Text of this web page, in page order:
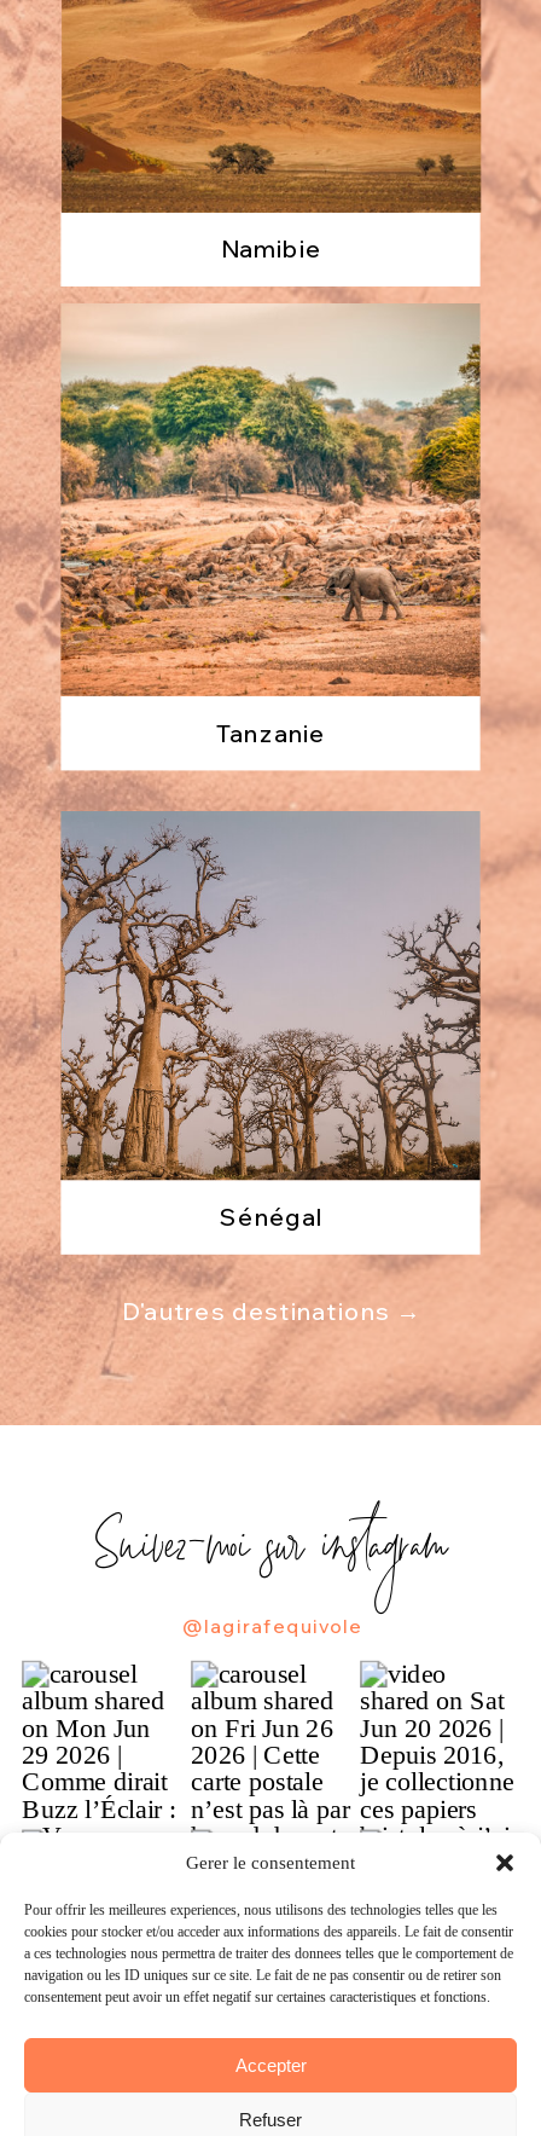
Gérer le consentement
Pour offrir les meilleures expériences, nous utilisons des technologies telles que les
cookies pour stocker et/ou accéder aux informations des appareils. Le fait de consentir
à ces technologies nous permettra de traiter des données telles que le comportement de
navigation ou les ID uniques sur ce site. Le fait de ne pas consentir ou de retirer son
consentement peut avoir un effet négatif sur certaines caractéristiques et fonctions.
Accepter
Refuser
D'autres destinations →
Sénégal
Tanzanie
Namibie
@lagirafequivole
Suivez-moi sur instagram
Gerer le consentement
Pour offrir les meilleures experiences, nous utilisons des technologies telles que les
cookies pour stocker et/ou acceder aux informations des appareils. Le fait de consentir
a ces technologies nous permettra de traiter des donnees telles que le comportement de
navigation ou les ID uniques sur ce site. Le fait de ne pas consentir ou de retirer son
consentement peut avoir un effet negatif sur certaines caracteristiques et fonctions.
Accepter
Refuser